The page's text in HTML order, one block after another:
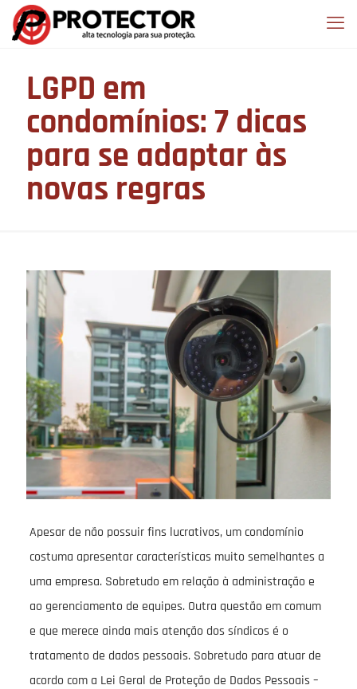
LGPD em
condomínios: 7 dicas
para se adaptar às
novas regras
Apesar de não possuir fins lucrativos, um condomínio
costuma apresentar características muito semelhantes a
uma empresa. Sobretudo em relação à administração e
ao gerenciamento de equipes. Outra questão em comum
e que merece ainda mais atenção dos síndicos é o
tratamento de dados pessoais. Sobretudo para atuar de
acordo com a Lei Geral de Proteção de Dados Pessoais –